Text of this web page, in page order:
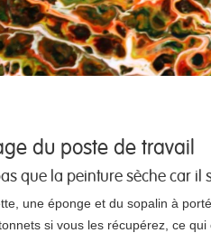
du poste de travail
que la peinture sèche car il
une éponge et du sopalin à
si vous les récupérez, ce